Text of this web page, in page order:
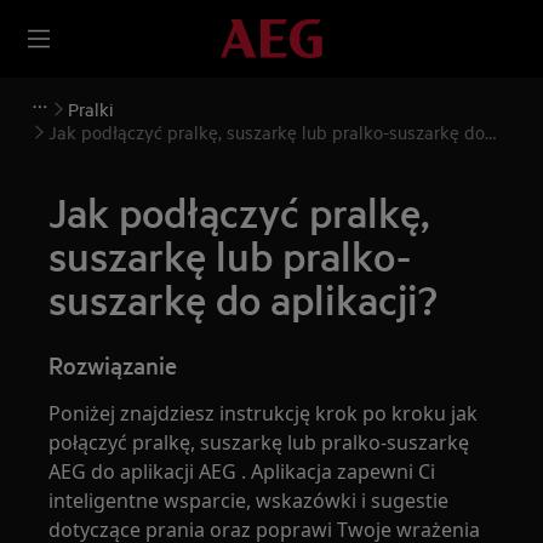
Pralki
Jak podłączyć pralkę, suszarkę lub pralko-suszarkę do
Jak podłączyć pralkę,
suszarkę lub pralko-
suszarkę do aplikacji?
Rozwiązanie
Poniżej znajdziesz instrukcję krok po kroku jak
połączyć pralkę, suszarkę lub pralko-suszarkę
AEG do aplikacji AEG . Aplikacja zapewni Ci
inteligentne wsparcie, wskazówki i sugestie
dotyczące prania oraz poprawi Twoje wrażenia